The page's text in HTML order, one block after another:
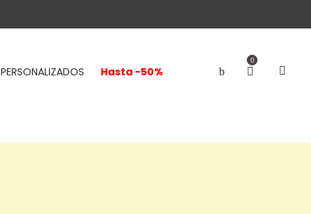
0
PERSONALIZADOS
Hasta -50%